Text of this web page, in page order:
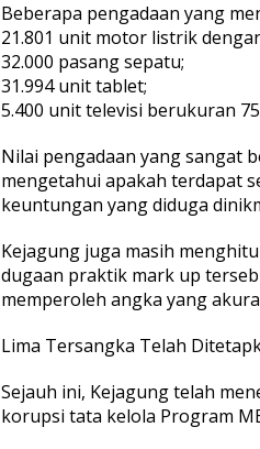
Beberapa pengadaan yang
21.801 unit motor listrik
32.000 pasang sepatu;
31.994 unit tablet;
5.400 unit televisi berukuran
Nilai pengadaan yang sangat
mengetahui apakah terdapat
keuntungan yang diduga
Kejagung juga masih
dugaan praktik mark up
memperoleh angka yang
Lima Tersangka Telah
Sejauh ini, Kejagung telah
korupsi tata kelola Program